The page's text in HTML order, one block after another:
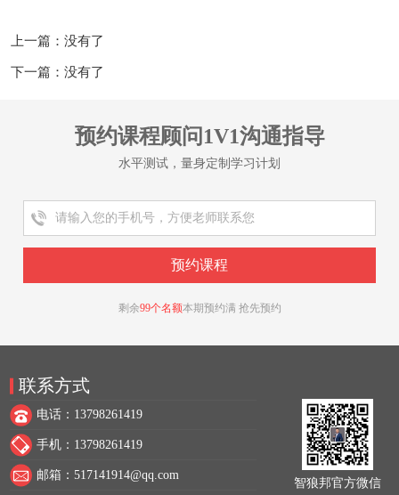
上一篇：没有了
下一篇：没有了
预约课程顾问1V1沟通指导
水平测试，量身定制学习计划
剩余99个名额本期预约满 抢先预约
智狼邦官方微信
联系方式
电话：13798261419
手机：13798261419
邮箱：517141914@qq.com